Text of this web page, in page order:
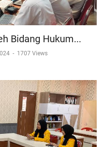
Bidang Hukum...
- 1707 Views